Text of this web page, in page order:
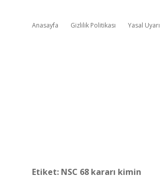
Anasayfa Gizlilik Politikası Yasal Uyarı
Etiket: NSC 68 kararı kimin